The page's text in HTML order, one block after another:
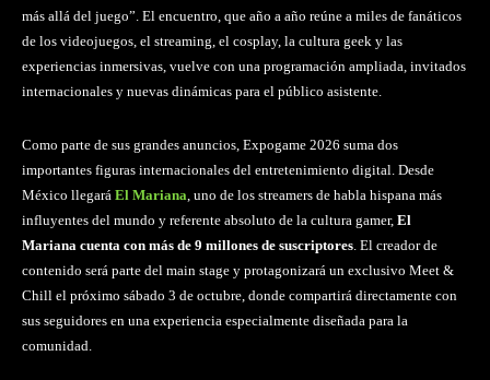
más allá del juego”. El encuentro, que año a año reúne a miles de fanáticos
de los videojuegos, el streaming, el cosplay, la cultura geek y las
experiencias inmersivas, vuelve con una programación ampliada, invitados
internacionales y nuevas dinámicas para el público asistente.
Como parte de sus grandes anuncios, Expogame 2026 suma dos
importantes figuras internacionales del entretenimiento digital. Desde
México llegará El Mariana , uno de los streamers de habla hispana más
influyentes del mundo y referente absoluto de la cultura gamer, El
Mariana cuenta con más de 9 millones de suscriptores . El creador de
contenido será parte del main stage y protagonizará un exclusivo Meet &
Chill el próximo sábado 3 de octubre, donde compartirá directamente con
sus seguidores en una experiencia especialmente diseñada para la
comunidad.